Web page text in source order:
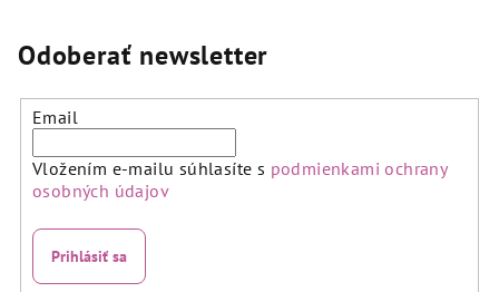
Odoberať newsletter
Email
Vložením e-mailu súhlasíte s podmienkami ochrany
osobných údajov
Prihlásiť sa